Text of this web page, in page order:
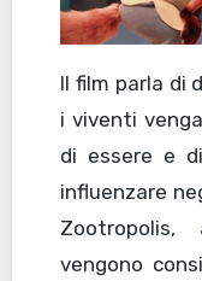
Il film parla di
i viventi
di essere e
influenzare
vengono